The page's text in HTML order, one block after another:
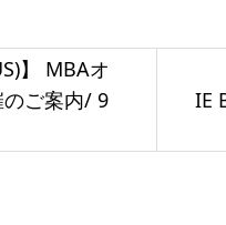
】 MBAオ
ご案内/ 9
IE